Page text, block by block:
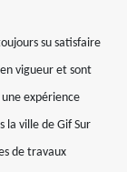
su satisfaire
vigueur et sont
expérience
la ville de Gif Sur
de travaux